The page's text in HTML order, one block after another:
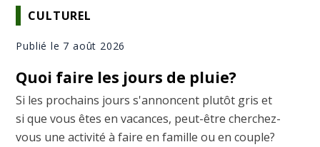
CULTUREL
Publié le 7 août 2026
Quoi faire les jours de pluie?
Si les prochains jours s'annoncent plutôt gris et
si que vous êtes en vacances, peut-être cherchez-
vous une activité à faire en famille ou en couple?